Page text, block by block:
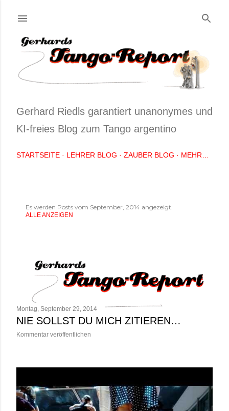
Gerhard Riedls garantiert unanonymes und
KI-freies Blog zum Tango argentino
STARTSEITE LEHRER BLOG ZAUBER BLOG MEHR…
Es werden Posts vom September, 2014 angezeigt.
ALLE ANZEIGEN
Montag, September 29, 2014
NIE SOLLST DU MICH ZITIEREN…
Kommentar veröffentlichen